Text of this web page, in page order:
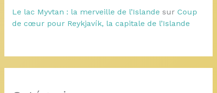
Le lac Myvtan : la merveille de l’Islande sur Coup
de cœur pour Reykjavík, la capitale de l’Islande